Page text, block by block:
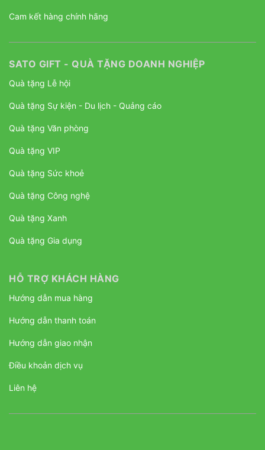
Cam kết hàng chính hãng
SATO GIFT - QUÀ TẶNG DOANH NGHIỆP
Quà tặng Lễ hội
Quà tặng Sự kiện - Du lịch - Quảng cáo
Quà tặng Văn phòng
Quà tặng VIP
Quà tặng Sức khoẻ
Quà tặng Công nghệ
Quà tặng Xanh
Quà tặng Gia dụng
HỖ TRỢ KHÁCH HÀNG
Hướng dẫn mua hàng
Hướng dẫn thanh toán
Hướng dẫn giao nhận
Điều khoản dịch vụ
Liên hệ